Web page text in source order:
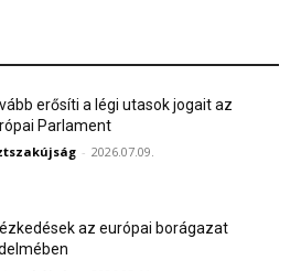
erősíti a légi utasok jogait az
Parlament
- 2026.07.09.
az európai borágazat